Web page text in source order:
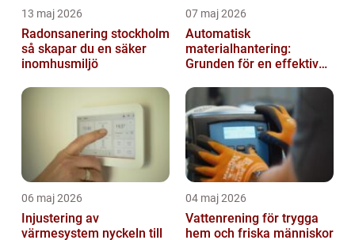
13 maj 2026
Radonsanering stockholm
så skapar du en säker
inomhusmiljö
07 maj 2026
Automatisk
materialhantering:
Grunden för en effektiv
06 maj 2026
Injustering av
värmesystem nyckeln till
04 maj 2026
Vattenrening för trygga
hem och friska människor